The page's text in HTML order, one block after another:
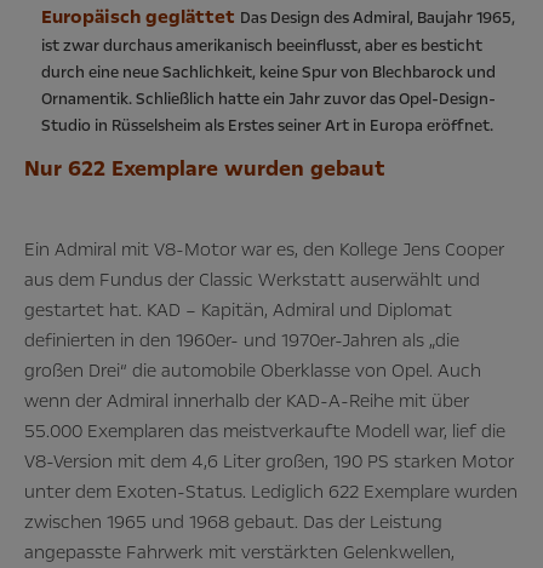
Europäisch geglättet Das Design des Admiral, Baujahr 1965,
ist zwar durchaus amerikanisch beeinflusst, aber es besticht
durch eine neue Sachlichkeit, keine Spur von Blechbarock und
Ornamentik. Schließlich hatte ein Jahr zuvor das Opel-Design-
Studio in Rüsselsheim als Erstes seiner Art in Europa eröffnet.
Nur 622 Exemplare wurden gebaut
Ein Admiral mit V8-Motor war es, den Kollege Jens Cooper
aus dem Fundus der Classic Werkstatt auserwählt und
gestartet hat. KAD – Kapitän, Admiral und Diplomat
definierten in den 1960er- und 1970er-Jahren als „die
großen Drei“ die automobile Oberklasse von Opel. Auch
wenn der Admiral innerhalb der KAD-A-Reihe mit über
55.000 Exemplaren das meistverkaufte Modell war, lief die
V8-Version mit dem 4,6 Liter großen, 190 PS starken Motor
unter dem Exoten-Status. Lediglich 622 Exemplare wurden
zwischen 1965 und 1968 gebaut. Das der Leistung
angepasste Fahrwerk mit verstärkten Gelenkwellen,